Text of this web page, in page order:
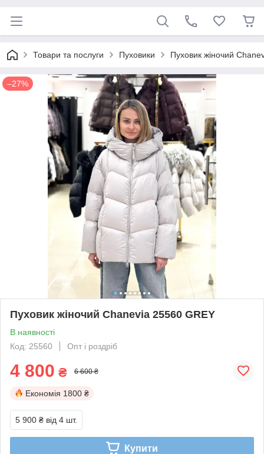
Товари та послуги Пуховики Пуховик жіночий
–27%
Пуховик жіночий Chanevia 25560 GREY
В наявності
Код: 25560
Опт і роздріб
4 800 ₴ 6 600 ₴
Економія 1800 ₴
5 900 ₴ від 4 шт.
Купити